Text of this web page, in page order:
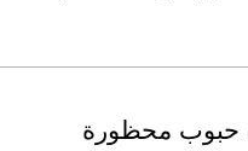
حبوب محظورة